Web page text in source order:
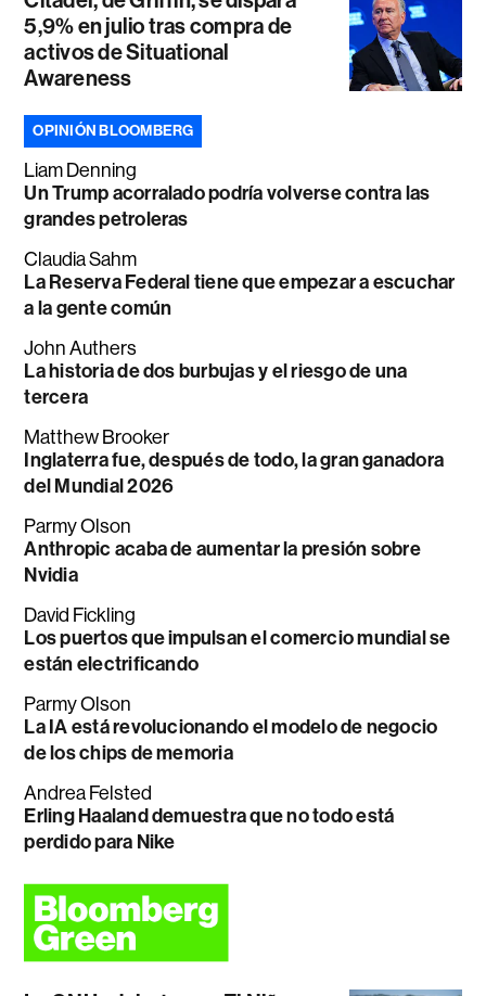
5,9% en julio tras compra de
activos de Situational
Awareness
OPINIÓN BLOOMBERG
Liam Denning
Un Trump acorralado podría volverse contra las
grandes petroleras
Claudia Sahm
La Reserva Federal tiene que empezar a escuchar
a la gente común
John Authers
La historia de dos burbujas y el riesgo de una
tercera
Matthew Brooker
Inglaterra fue, después de todo, la gran ganadora
del Mundial 2026
Parmy Olson
Anthropic acaba de aumentar la presión sobre
Nvidia
David Fickling
Los puertos que impulsan el comercio mundial se
están electrificando
Parmy Olson
La IA está revolucionando el modelo de negocio
de los chips de memoria
Andrea Felsted
Erling Haaland demuestra que no todo está
perdido para Nike